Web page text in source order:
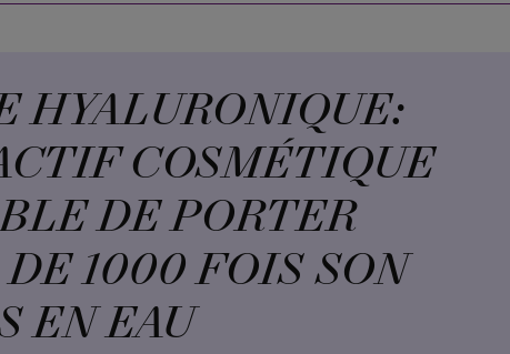
HYALURONIQUE:
COSMÉTIQUE
DE PORTER
1000 FOIS SON
EN EAU